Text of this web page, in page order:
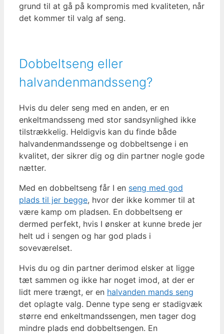
grund til at gå på kompromis med kvaliteten, når
det kommer til valg af seng.
Dobbeltseng eller
halvandenmandsseng?
Hvis du deler seng med en anden, er en
enkeltmandsseng med stor sandsynlighed ikke
tilstrækkelig. Heldigvis kan du finde både
halvandenmandssenge og dobbeltsenge i en
kvalitet, der sikrer dig og din partner nogle gode
nætter.
Med en dobbeltseng får I en seng med god
plads til jer begge, hvor der ikke kommer til at
være kamp om pladsen. En dobbeltseng er
dermed perfekt, hvis I ønsker at kunne brede jer
helt ud i sengen og har god plads i
soveværelset.
Hvis du og din partner derimod elsker at ligge
tæt sammen og ikke har noget imod, at der er
lidt mere trængt, er en halvanden mands seng
det oplagte valg. Denne type seng er stadigvæk
større end enkeltmandssengen, men tager dog
mindre plads end dobbeltsengen. En